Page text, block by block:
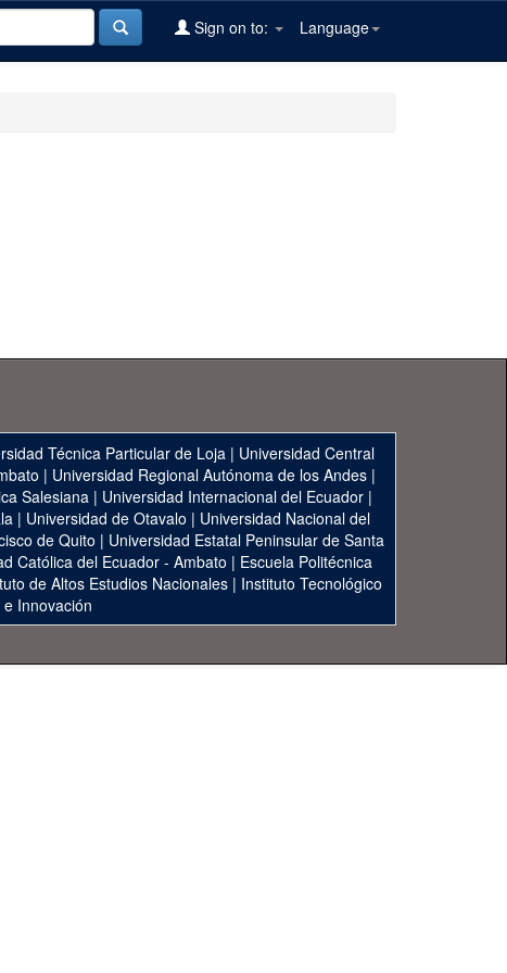
Language
Sign on to:
Técnica Particular de Loja | Universidad Central
| Universidad Regional Autónoma de los Andes|
Salesiana| Universidad Internacional del Ecuador|
| Universidad de Otavalo | Universidad Nacional del
de Quito | Universidad Estatal Peninsular de Santa
Católica del Ecuador - Ambato | Escuela Politécnica
de Altos Estudios Nacionales | Instituto Tecnológico
Innovación